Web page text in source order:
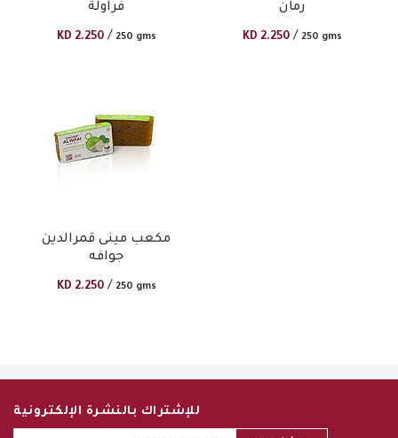
فراولة
KD 2.250 / 250 gms
رمان
KD 2.250 / 250 gms
مكعب مينى قمرالدين
جوافه
KD 2.250 / 250 gms
للإشتراك بالنشرة الإلكترونية